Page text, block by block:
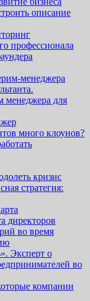
описание
профессионала
менеджера
менеджера для
много клоунов?
кризис
стратегия:
директоров
во время
Эксперт о
во
компании